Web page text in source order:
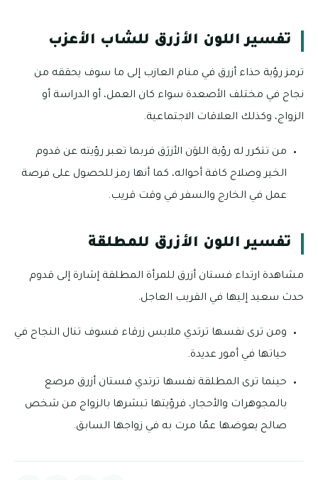
تفسير اللون الأزرق للشاب الأعزب
ترمز رؤية حذاء أزرق في منام العازب إلى ما سوف يحققه من
نجاح في مختلف الأصعدة سواء كان العمل، أو الدراسة أو
الزواج، وكذلك العلاقات الاجتماعية.
من تتكرر له رؤية اللوَن الأزرَق فربما تعبر رؤيته عن قدوم
الخير وصلاح كافة أحواله، كما أنها رمز للحصول على فرصة
عمل في الخارج والسفر في وقت قريب.
تفسير اللون الأزرق للمطلقة
مشاهدة ارتداء فستان أزرق للمرأة المطلقة إشارة إلى قدوم
حدث سعيد إليها في القريب العاجل.
ومن ترى نفسها ترتدي ملابس زرقاء فسوف تنال النجاح في
حياتها في أمور عديدة.
حينما ترى المطلقة نفسها ترتدي فستان أزرق مرصع
بالمجوهرات والأحجار، فرؤيتها تبشرها بالزواج من شخص
صالح يعوضها عمّا مرت به في زواجها السابق.